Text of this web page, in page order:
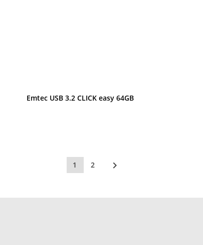
Anteprima
Emtec USB 3.2 CLICK easy 64GB
1 2 